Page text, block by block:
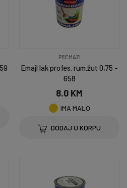
PREMAZI
Emajl lak profes. rum.žut 0,75 -
658
8.0 KM
IMA MALO
DODAJ U KORPU